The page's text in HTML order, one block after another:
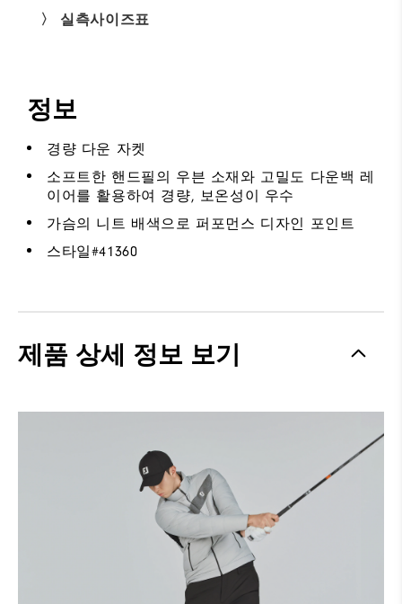
〉 실측사이즈표
정보
경량 다운 자켓
소프트한 핸드필의 우븐 소재와 고밀도 다운백 레
이어를 활용하여 경량, 보온성이 우수
가슴의 니트 배색으로 퍼포먼스 디자인 포인트
스타일#41360
제품 상세 정보 보기